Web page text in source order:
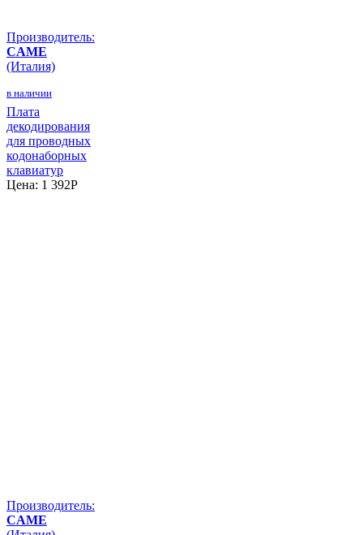
Производитель:
CAME
(Италия)
в наличии
Плата
декодирования
для проводных
кодонаборных
клавиатур
Цена: 1 392P
Производитель:
CAME